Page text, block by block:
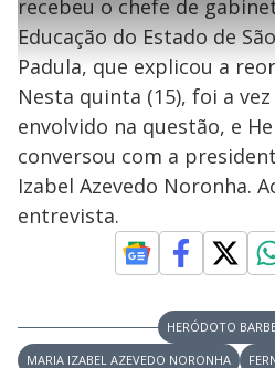
l
a
y
V
i
0
e
g
n
d
o
s
1
s
e
u
n
M
u
d
o
%
recebeu o chefe de
Educação do Estado de
Padula, que explicou a
Nesta quinta (15), foi a
envolvido na questão, e
conversou com a
Izabel Azevedo Noronha.
entrevista.
HERÓDOTO
MARIA IZABEL AZEVEDO NORONHA